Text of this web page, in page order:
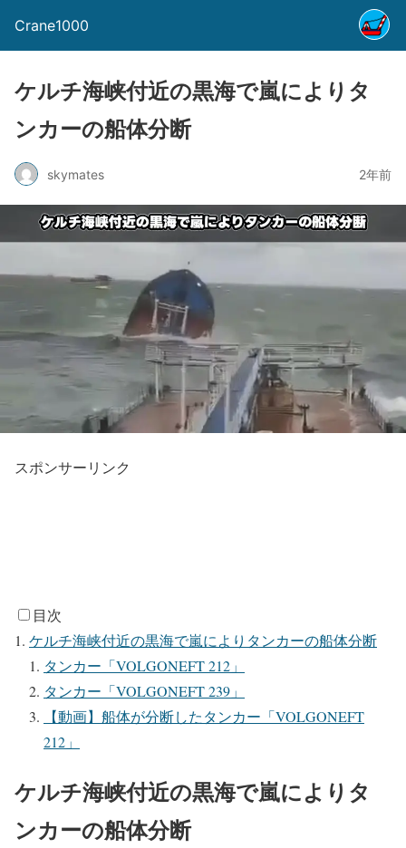
Crane1000
ケルチ海峡付近の黒海で嵐によりタ
ンカーの船体分断
skymates 2年前
スポンサーリンク
目次
ケルチ海峡付近の黒海で嵐によりタンカーの船体分断
タンカー「VOLGONEFT 212」
タンカー「VOLGONEFT 239」
【動画】船体が分断したタンカー「VOLGONEFT
212」
ケルチ海峡付近の黒海で嵐によりタ
ンカーの船体分断